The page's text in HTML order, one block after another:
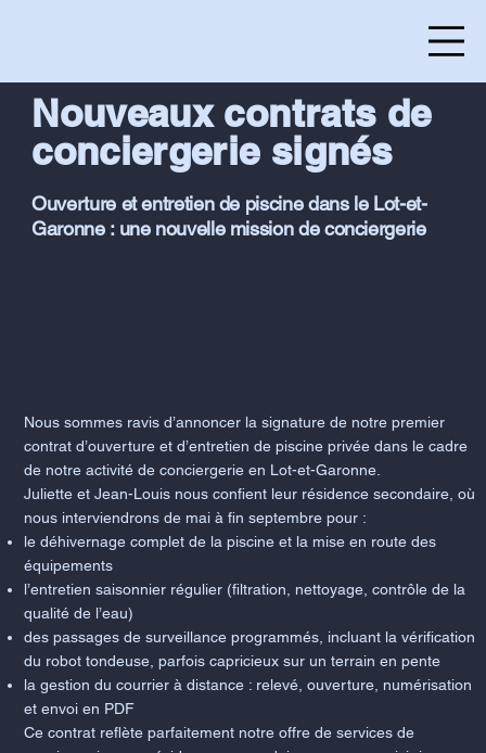
Ouverture et entretien de piscine dans le Lot-et-
Garonne : une nouvelle mission de conciergerie
Nous sommes ravis d’annoncer la signature de notre premier
contrat d’ouverture et d’entretien de piscine privée dans le cadre
de notre activité de conciergerie en Lot-et-Garonne.
Juliette et Jean-Louis nous confient leur résidence secondaire, où
nous interviendrons de mai à fin septembre pour :
le déhivernage complet de la piscine et la mise en route des
équipements
l’entretien saisonnier régulier (filtration, nettoyage, contrôle de la
qualité de l’eau)
des passages de surveillance programmés, incluant la vérification
du robot tondeuse, parfois capricieux sur un terrain en pente
la gestion du courrier à distance : relevé, ouverture, numérisation
et envoi en PDF
Ce contrat reflète parfaitement notre offre de services de
Nouveaux contrats de
conciergerie signés